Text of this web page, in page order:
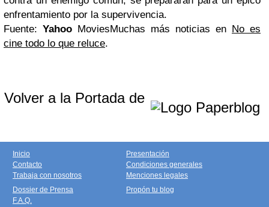
enfrentamiento por la supervivencia.
Fuente: Yahoo MoviesMuchas más noticias en No es
cine todo lo que reluce.
Volver a la Portada de
Inicio
Contacto
Trabaja con nosotros
Presentación
Condiciones generales
Menciones legales
Dossier de Prensa
F.A.Q.
Propón tu blog